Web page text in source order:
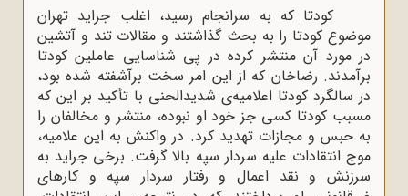
کودتا که به سرانجام رسید، اغلب جراید تهران
موضوع کودتا را به بحث گذاشتند و مقالات تند و آتشین
در مورد آن منتشر کرده در پی شناسایی عاملین کودتا
برآمدند. رضاخان که از این امر سخت برآشفته شده بود،
در سالگرد کودتا اعلامیه‌‌ی شدیدالحنی با تأکید بر این ‌که
مسبب کودتا کسی جز خود او نبوده، منتشر و مخالفان را
به حبس و مجازات تهدید کرد. در واکنش به این علامیه،
موج انتقادات علیه سردار سپه بالا گرفت. برخی جراید به
سرزنش و نقد اعمال و رفتار سردار سپه و کارهای